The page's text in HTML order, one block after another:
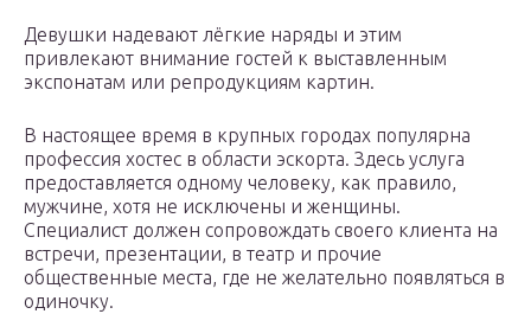
Девушки надевают лёгкие наряды и этим
привлекают внимание гостей к выставленным
экспонатам или репродукциям картин.
В настоящее время в крупных городах популярна
профессия хостес в области эскорта. Здесь услуга
предоставляется одному человеку, как правило,
мужчине, хотя не исключены и женщины.
Специалист должен сопровождать своего клиента на
встречи, презентации, в театр и прочие
общественные места, где не желательно появляться в
одиночку.